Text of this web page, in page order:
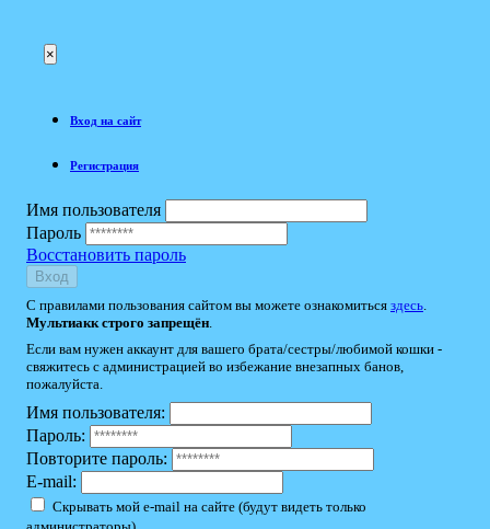
×
Вход на сайт
Регистрация
Имя пользователя
Пароль
Восстановить пароль
Вход
С правилами пользования сайтом вы можете ознакомиться здесь
Мультиакк строго запрещён
Если вам нужен аккаунт для вашего брата/сестры/любимой кошки -
свяжитесь с администрацией во избежание внезапных банов,
пожалуйста.
Имя пользователя:
Пароль:
Повторите пароль:
E-mail:
Скрывать мой e-mail на сайте (будут видеть только